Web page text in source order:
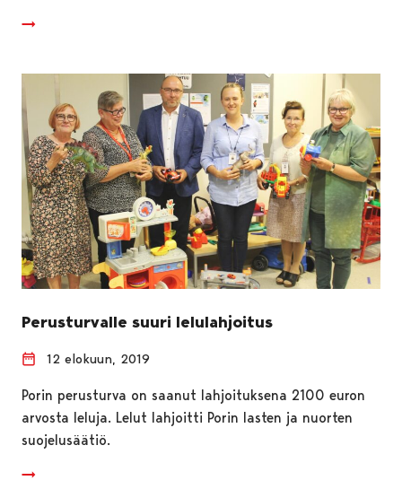
Perusturvalle suuri lelulahjoitus
12 elokuun, 2019
Porin perusturva on saanut lahjoituksena 2100 euron
arvosta leluja. Lelut lahjoitti Porin lasten ja nuorten
suojelusäätiö.